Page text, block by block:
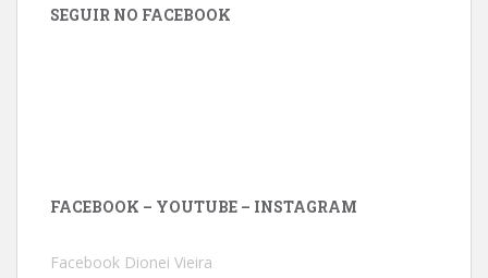
SEGUIR NO FACEBOOK
FACEBOOK – YOUTUBE – INSTAGRAM
Facebook Dionei Vieira